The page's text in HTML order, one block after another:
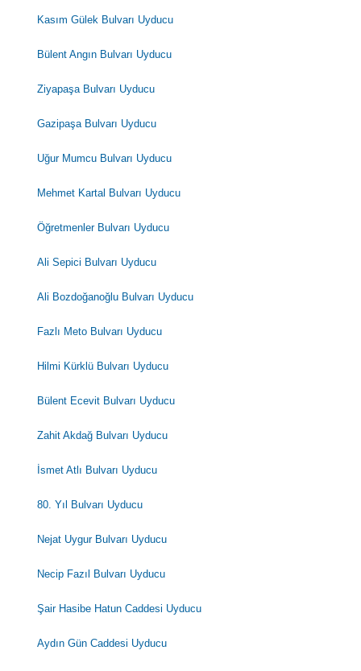
Kasım Gülek Bulvarı Uyducu
Bülent Angın Bulvarı Uyducu
Ziyapaşa Bulvarı Uyducu
Gazipaşa Bulvarı Uyducu
Uğur Mumcu Bulvarı Uyducu
Mehmet Kartal Bulvarı Uyducu
Öğretmenler Bulvarı Uyducu
Ali Sepici Bulvarı Uyducu
Ali Bozdoğanoğlu Bulvarı Uyducu
Fazlı Meto Bulvarı Uyducu
Hilmi Kürklü Bulvarı Uyducu
Bülent Ecevit Bulvarı Uyducu
Zahit Akdağ Bulvarı Uyducu
İsmet Atlı Bulvarı Uyducu
80. Yıl Bulvarı Uyducu
Nejat Uygur Bulvarı Uyducu
Necip Fazıl Bulvarı Uyducu
Şair Hasibe Hatun Caddesi Uyducu
Aydın Gün Caddesi Uyducu